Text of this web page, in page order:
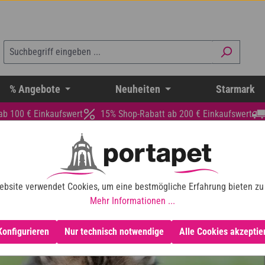
% Angebote Neuheiten Starmark
100 € Einkaufswert 15% Shop-Rabatt ab 200 € Einkaufswert
verwendet Cookies, um eine bestmögliche Erfahrung bieten
Mehr Informationen ...
Alle Cookies
Nur technisch notwendige